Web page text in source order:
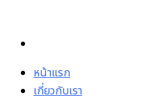
content
หน้าแรก
เกี่ยวกับเรา